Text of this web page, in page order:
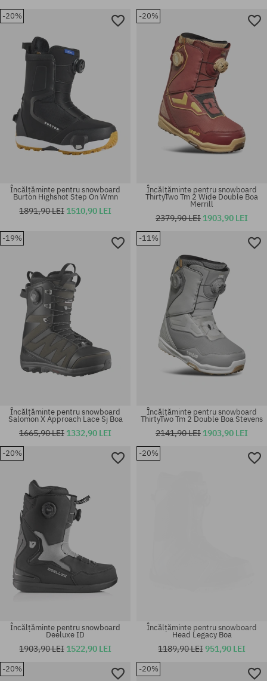
Mărimi existente:
Mărimi existente:
37; 39; 40; 40.5; 41
Mărimi existente:
48
Mărimi existente:
39
-20%
Mărimi existente:
36.5; 37; 38; 41
Încălțăminte pentru snowboard
Burton Highshot Step On Wmn
1891,90 LEI 1510,90 LEI
-20%
Mărimi existente:
42
Încălțăminte pentru snowboard
ThirtyTwo Tm 2 Wide Double Boa
Merrill
2379,90 LEI 1903,90 LEI
-19%
Mărimi existente:
Încălțăminte pentru snowboard
Salomon X Approach Lace Sj Boa
1665,90 LEI 1332,90 LEI
-11%
Mărimi existente:
Încălțăminte pentru snowboard
ThirtyTwo Tm 2 Double Boa Stevens
2141,90 LEI 1903,90 LEI
-20%
Încălțăminte pentru snowboard
Deeluxe ID
1903,90 LEI 1522,90 LEI
-20%
Încălțăminte pentru snowboard
Head Legacy Boa
1189,90 LEI951,90 LEI
-20% -20%